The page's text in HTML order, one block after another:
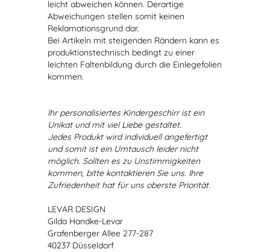
leicht abweichen können. Derartige
Abweichungen stellen somit keinen
Reklamationsgrund dar.
Bei Artikeln mit steigenden Rändern kann es
produktionstechnisch bedingt zu einer
leichten Faltenbildung durch die Einlegefolien
kommen.
Ihr personalisiertes Kindergeschirr ist ein
Unikat und mit viel Liebe gestaltet.
Jedes Produkt wird individuell angefertigt
und somit ist ein Umtausch leider nicht
möglich. Sollten es zu Unstimmigkeiten
kommen, bitte kontaktieren Sie uns. Ihre
Zufriedenheit hat für uns oberste Priorität.
LEVAR DESIGN
Gilda Handke-Levar
Grafenberger Allee 277-287
40237 Düsseldorf